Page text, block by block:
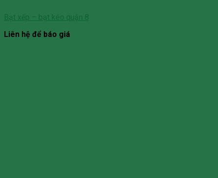
Bạt xếp – bạt kéo quận 8
Liên hệ để báo giá